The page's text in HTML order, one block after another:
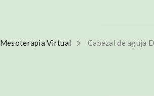
Mesoterapia Virtual Cabezal de aguja